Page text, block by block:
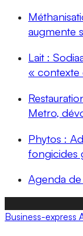
augmente
Lait :
« contexte
Metro,
Phytos :
fongicides
Agenda
Business-express